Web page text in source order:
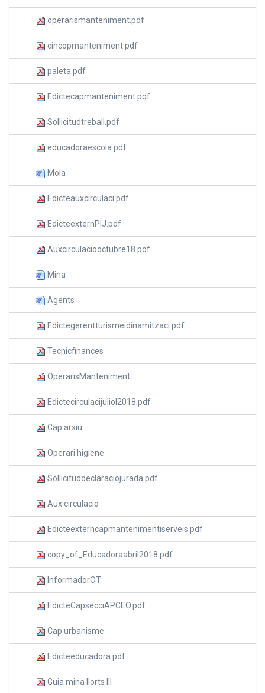
operarismanteniment.pdf
cincopmanteniment.pdf
paleta.pdf
Edictecapmanteniment.pdf
Sollicitudtreball.pdf
educadoraescola.pdf
Mola
Edicteauxcirculaci.pdf
EdicteexternPIJ.pdf
Auxcirculaciooctubre18.pdf
Mina
Agents
Edictegerentturismeidinamitzaci.pdf
Tecnicfinances
OperarisManteniment
Edictecirculacijuliol2018.pdf
Cap arxiu
Operari higiene
Sollicituddeclaraciojurada.pdf
Aux circulacio
Edicteexterncapmantenimentiserveis.pdf
copy_of_Educadoraabril2018.pdf
InformadorOT
EdicteCapsecciAPCEO.pdf
Cap urbanisme
Edicteeducadora.pdf
Guia mina llorts III